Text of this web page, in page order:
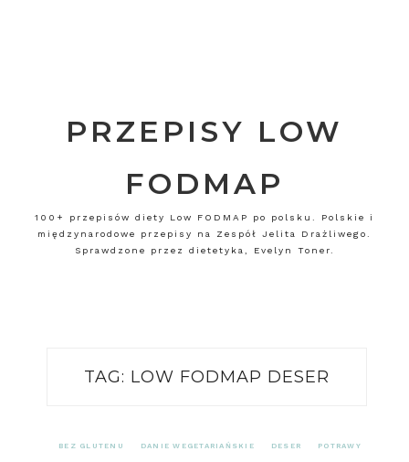
PRZEPISY LOW
FODMAP
100+ przepisów diety Low FODMAP po polsku. Polskie i
międzynarodowe przepisy na Zespół Jelita Drażliwego.
Sprawdzone przez dietetyka, Evelyn Toner.
TAG: LOW FODMAP DESER
BEZ GLUTENU DANIE WEGETARIAŃSKIE DESER POTRAWY